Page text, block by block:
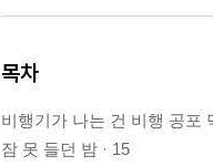
목차
비행기가 나는 건 비행 공포
잠 못 들던 밤 · 15